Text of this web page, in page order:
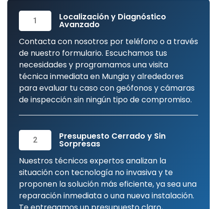
1 Localización y Diagnóstico
Avanzado
Contacta con nosotros por teléfono o a través
de nuestro formulario. Escuchamos tus
necesidades y programamos una visita
técnica inmediata en Mungia y alrededores
para evaluar tu caso con geófonos y cámaras
de inspección sin ningún tipo de compromiso.
2 Presupuesto Cerrado y Sin
Sorpresas
Nuestros técnicos expertos analizan la
situación con tecnología no invasiva y te
proponen la solución más eficiente, ya sea una
reparación inmediata o una nueva instalación.